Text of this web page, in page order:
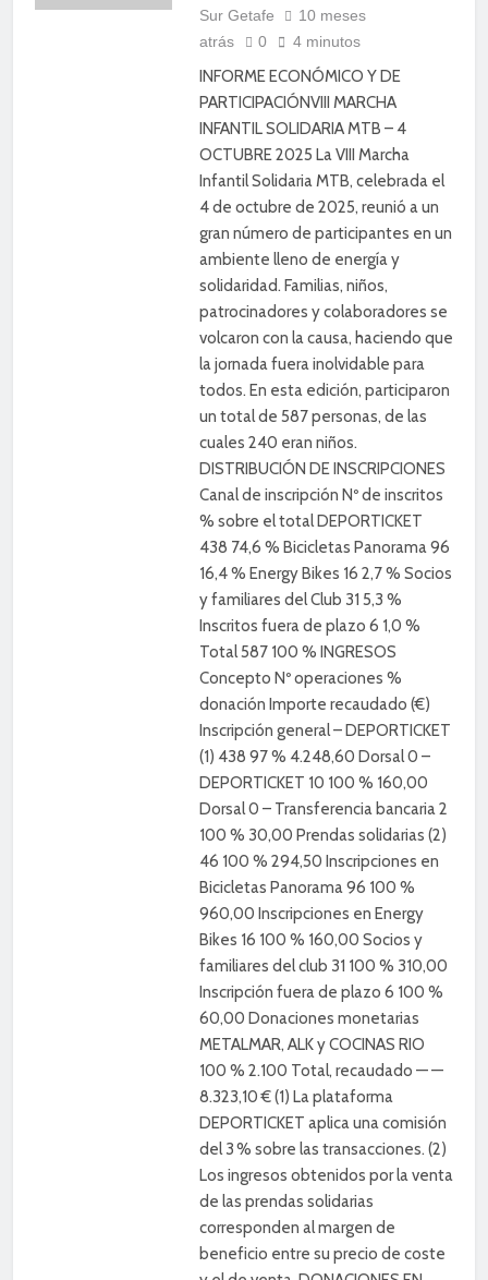
Sur Getafe
10 meses
atrás
0 4 minutos
INFORME ECONÓMICO Y DE
PARTICIPACIÓNVIII MARCHA
INFANTIL SOLIDARIA MTB – 4
OCTUBRE 2025 La VIII Marcha
Infantil Solidaria MTB, celebrada el
4 de octubre de 2025, reunió a un
gran número de participantes en un
ambiente lleno de energía y
solidaridad. Familias, niños,
patrocinadores y colaboradores se
volcaron con la causa, haciendo que
la jornada fuera inolvidable para
todos. En esta edición, participaron
un total de 587 personas, de las
cuales 240 eran niños.
DISTRIBUCIÓN DE INSCRIPCIONES
Canal de inscripción Nº de inscritos
% sobre el total DEPORTICKET
438 74,6 % Bicicletas Panorama 96
16,4 % Energy Bikes 16 2,7 % Socios
y familiares del Club 31 5,3 %
Inscritos fuera de plazo 6 1,0 %
Total 587 100 % INGRESOS
Concepto Nº operaciones %
donación Importe recaudado (€)
Inscripción general – DEPORTICKET
(1) 438 97 % 4.248,60 Dorsal 0 –
DEPORTICKET 10 100 % 160,00
Dorsal 0 – Transferencia bancaria 2
100 % 30,00 Prendas solidarias (2)
46 100 % 294,50 Inscripciones en
Bicicletas Panorama 96 100 %
960,00 Inscripciones en Energy
Bikes 16 100 % 160,00 Socios y
familiares del club 31 100 % 310,00
Inscripción fuera de plazo 6 100 %
60,00 Donaciones monetarias
METALMAR, ALK y COCINAS RIO
100 % 2.100 Total, recaudado — —
8.323,10 € (1) La plataforma
DEPORTICKET aplica una comisión
del 3 % sobre las transacciones. (2)
Los ingresos obtenidos por la venta
de las prendas solidarias
corresponden al margen de
beneficio entre su precio de coste